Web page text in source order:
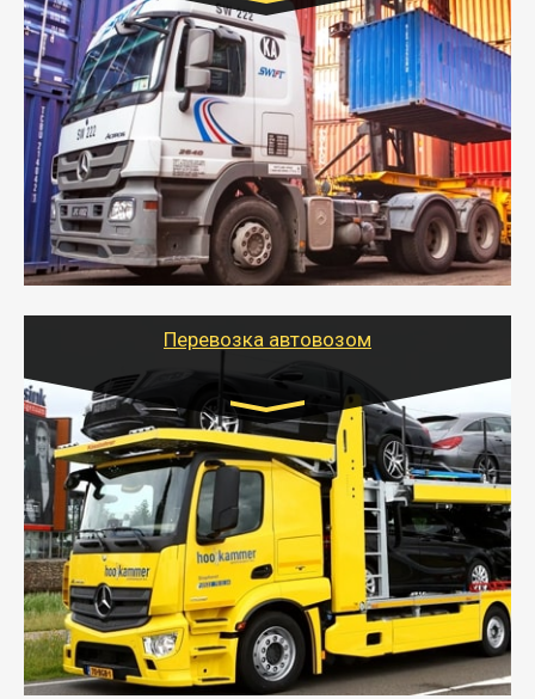
Цена за км. Рассчитывается
индивидуально
- Контейнерные грузоперевозки на специальном
оборудованном транспорте быстро, качественно и
безопасно.
- Наша транспортная компания поможет
организовать доставку в порт и из порта
стандартных контейнеров на контейнеровозе,
шаландах и площадках (открытых кузовах),
используя надежные крепления.
Перевозка автовозом
Цена за км. Рассчитывается
индивидуально
- Перевозка автовозом от Тайгер Логистик – это
быстрый и безопасный способ доставить несколько
легковых автомобилей за одну поездку в другой
город.
- Наша транспортная компания организует доставку
машин автовозом, подобрав оптимальный маршрут с
учетом всех особенности по пути следования.